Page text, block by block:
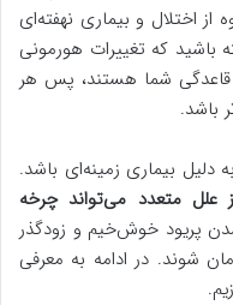
از اختلال و بیماری نهفته‌ای
باشید که تغییرات هورمونی
قاعدگی شما هستند، پس هر
باشد.
بیماری زمینه‌ای باشد.
علل متعدد می‌تواند چرخه
پریود خوش‌خیم و زودگذر
شوند. در ادامه به معرفی